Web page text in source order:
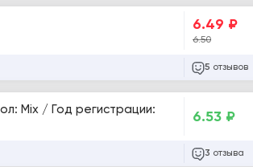
6.49 ₽
6.50
5 отзывов
Mix / Год регистрации:
6.53 ₽
3 отзыва